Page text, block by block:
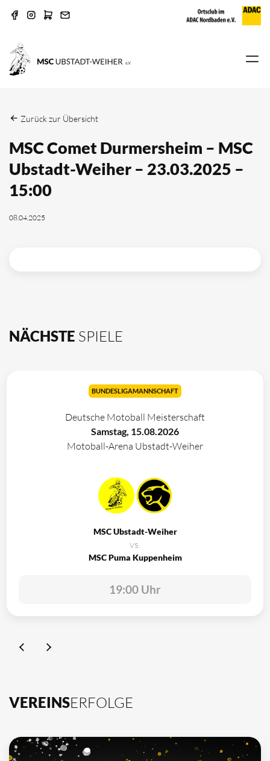
Zurück zur Übersicht
MSC Comet Durmersheim – MSC
Ubstadt-Weiher – 23.03.2025 –
15:00
08.04.2025
NÄCHSTE SPIELE
BUNDESLIGAMANNSCHAFT
Deutsche Motoball Meisterschaft
Samstag, 15.08.2026
Motoball-Arena Ubstadt-Weiher
MSC Ubstadt-Weiher
vs.
MSC Puma Kuppenheim
19:00 Uhr
VEREINSERFOLGE